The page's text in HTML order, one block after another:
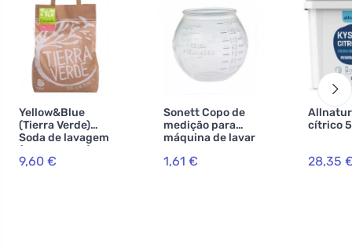
Yellow&Blue
(Tierra Verde)
Soda de lavagem
(saco de 5 kg) -
para a produção
9,60 €
Sonett Copo de
medição para
máquina de lavar
1,61 €
cítrico
28,35